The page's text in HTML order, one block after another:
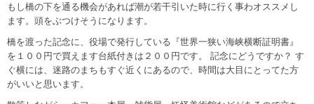
もし橋の下を通る機会があれば潮が若干引いた時に行く事わオススメし
ます。頭をぶつけそうになります。
橋を渡った記念に、役場で発行している『世界一狭い海峡横断証明書』
を１００円で買えます台紙付きは２００円です。 記念にどうですか？ す
ぐ横には、迷路のまちもすぐ近くにあるので、時間は大目にとってた方
がいいと思います。